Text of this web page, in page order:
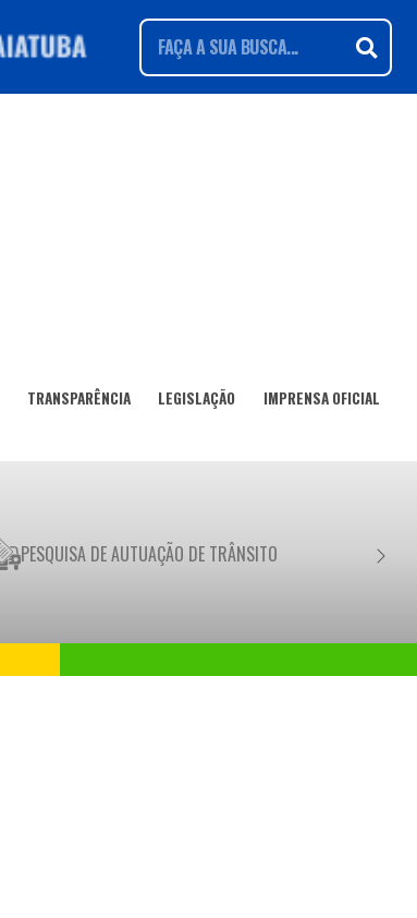
TRANSPARÊNCIA LEGISLAÇÃO IMPRENSA OFICIAL
PESQUISA DE AUTUAÇÃO DE TRÂNSITO